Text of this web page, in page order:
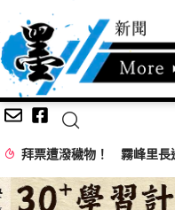
拜票遭潑穢物！ 霧峰里長遇衝突 民政局長籲理性尊重不同立場